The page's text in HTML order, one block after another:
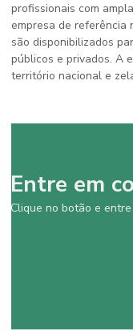
profissionais com
empresa de referência
são disponibilizados
públicos e privados. A
território nacional e
Entre em
Clique no botão e